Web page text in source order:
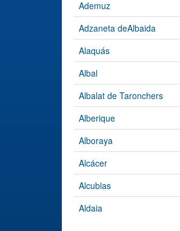
Ademuz
Adzaneta deAlbaida
Alaquás
Albal
Albalat de Taronchers
Alberique
Alboraya
Alcácer
Alcublas
Aldaia